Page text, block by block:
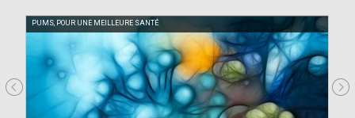
PUMS, POUR UNE MEILLEURE SANTÉ